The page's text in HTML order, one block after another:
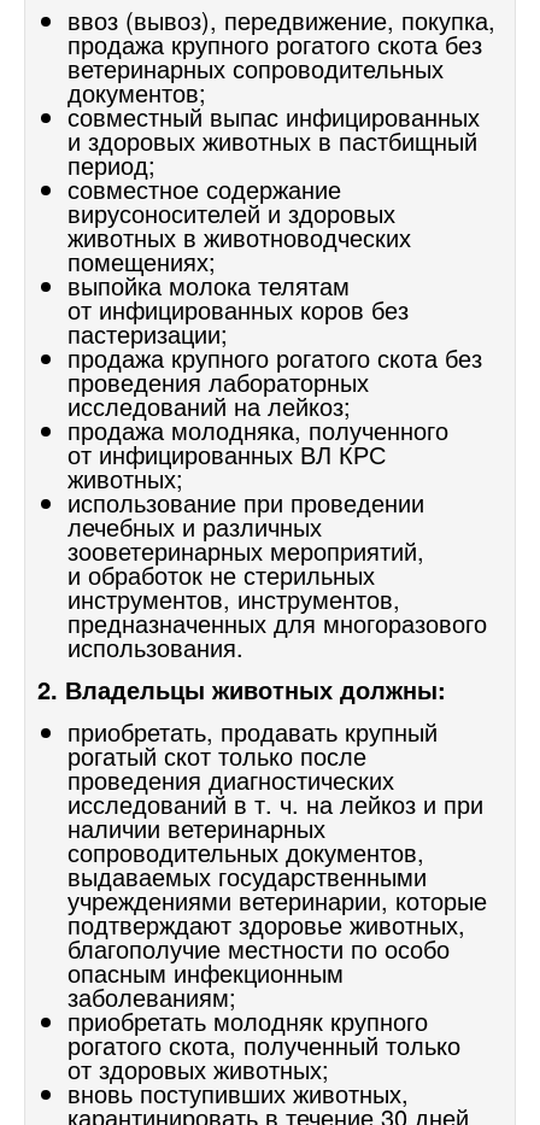
ввоз (вывоз), передвижение, покупка,
продажа крупного рогатого скота без
ветеринарных сопроводительных
документов;
совместный выпас инфицированных
и здоровых животных в пастбищный
период;
совместное содержание
вирусоносителей и здоровых
животных в животноводческих
помещениях;
выпойка молока телятам
от инфицированных коров без
пастеризации;
продажа крупного рогатого скота без
проведения лабораторных
исследований на лейкоз;
продажа молодняка, полученного
от инфицированных ВЛ КРС
животных;
использование при проведении
лечебных и различных
зооветеринарных мероприятий,
и обработок не стерильных
инструментов, инструментов,
предназначенных для многоразового
использования.
2. Владельцы животных должны:
приобретать, продавать крупный
рогатый скот только после
проведения диагностических
исследований в т. ч. на лейкоз и при
наличии ветеринарных
сопроводительных документов,
выдаваемых государственными
учреждениями ветеринарии, которые
подтверждают здоровье животных,
благополучие местности по особо
опасным инфекционным
заболеваниям;
приобретать молодняк крупного
рогатого скота, полученный только
от здоровых животных;
вновь поступивших животных,
карантинировать в течение 30 дней